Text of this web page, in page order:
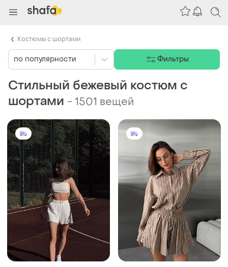
Стильный бежевый костюм с
шортами -1501 вещей
по популярности Фильтры
Костюмы с шортами